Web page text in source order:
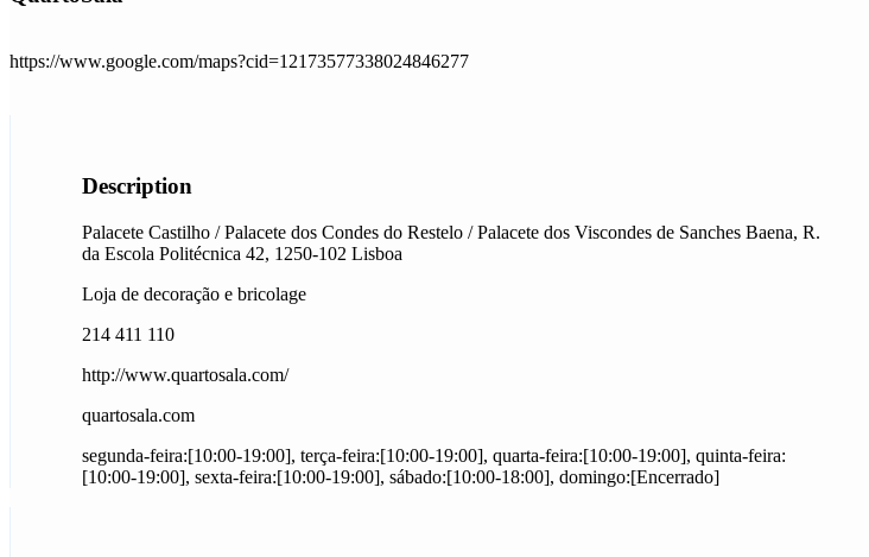
https://www.google.com/maps?cid=12173577338024846277
Description
Palacete Castilho / Palacete dos Condes do Restelo / Palacete dos Viscondes de Sanches Baena, R.
da Escola Politécnica 42, 1250-102 Lisboa
Loja de decoração e bricolage
214 411 110
http://www.quartosala.com/
quartosala.com
segunda-feira:[10:00-19:00], terça-feira:[10:00-19:00], quarta-feira:[10:00-19:00], quinta-feira:
[10:00-19:00], sexta-feira:[10:00-19:00], sábado:[10:00-18:00], domingo:[Encerrado]